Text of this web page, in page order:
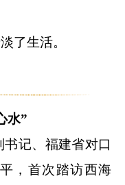
了生活。
水”
记、福建省对口
，首次踏访西海